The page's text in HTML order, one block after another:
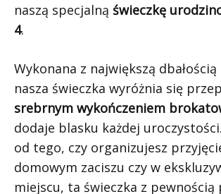
naszą specjalną świeczkę
4.
Wykonana z największą
nasza świeczka wyróżnia się
srebrnym wykończeniem
dodaje blasku każdej
od tego, czy organizujesz
domowym zaciszu czy w
miejscu, ta świeczka z pewnością